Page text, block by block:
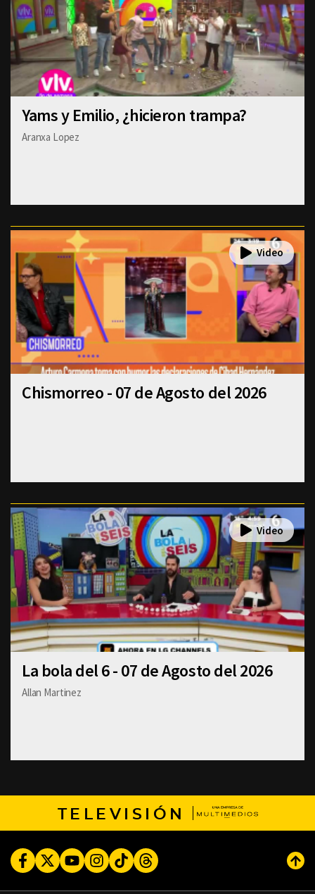
Yams y Emilio, ¿hicieron trampa?
Aranxa Lopez
Chismorreo - 07 de Agosto del 2026
La bola del 6 - 07 de Agosto del 2026
Allan Martinez
TELEVISIÓN
FacebookTwitterYoutubeInstagram
TikTokThreads